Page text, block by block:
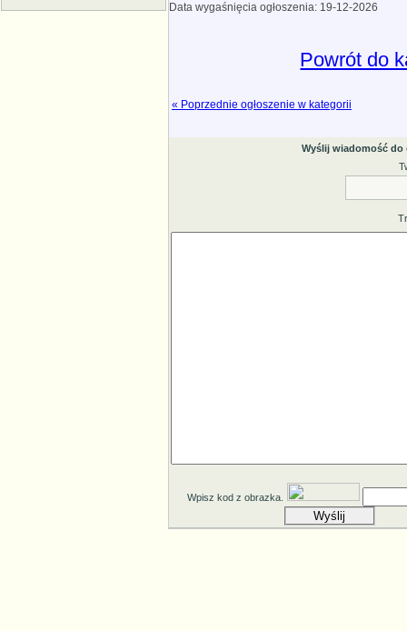
Data wygaśnięcia ogłoszenia: 19-12-2026
Powrót do
« Poprzednie ogłoszenie w kategorii
Wyślij wiadomość
Wpisz kod z obrazka.